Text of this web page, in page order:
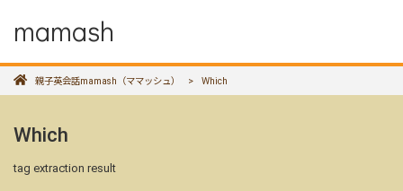
mamash
親子英会話mamash（ママッシュ） > Which
Which
tag extraction result